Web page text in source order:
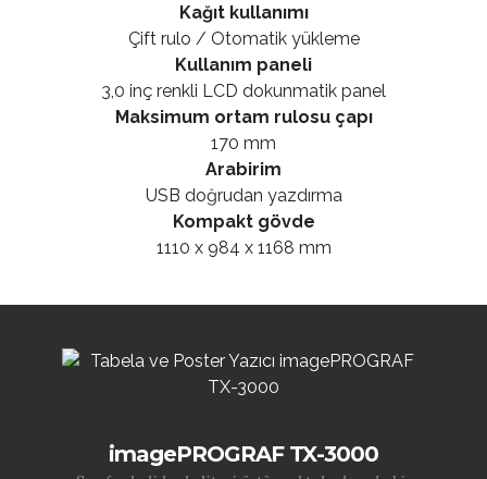
Kağıt kullanımı
Çift rulo / Otomatik yükleme
Kullanım paneli
3,0 inç renkli LCD dokunmatik panel
Maksimum ortam rulosu çapı
170 mm
Arabirim
USB doğrudan yazdırma
Kompakt gövde
1110 x 984 x 1168 mm
imagePROGRAF TX-3000